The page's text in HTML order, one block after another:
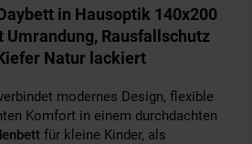
in Hausoptik 140x200
Umrandung, Rausfallschutz
Natur lackiert
modernes Design, flexible
Komfort in einem durchdachten
für kleine Kinder, als